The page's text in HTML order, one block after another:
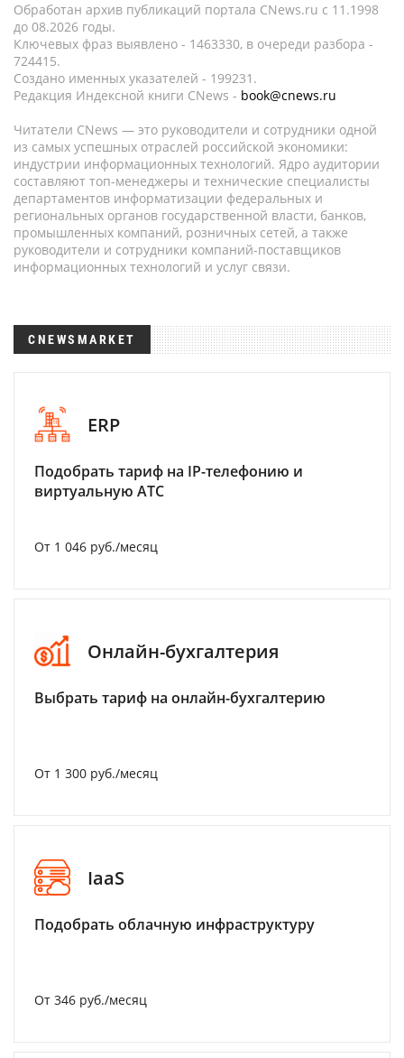
Обработан архив публикаций портала CNews.ru c 11.1998
до 08.2026 годы.
Ключевых фраз выявлено - 1463330, в очереди разбора -
724415.
Создано именных указателей - 199231.
Редакция Индексной книги CNews - book@cnews.ru
Читатели CNews — это руководители и сотрудники одной
из самых успешных отраслей российской экономики:
индустрии информационных технологий. Ядро аудитории
составляют топ-менеджеры и технические специалисты
департаментов информатизации федеральных и
региональных органов государственной власти, банков,
промышленных компаний, розничных сетей, а также
руководители и сотрудники компаний-поставщиков
информационных технологий и услуг связи.
CNEWSMARKET
ERP
Подобрать тариф на IP-телефонию и
виртуальную АТС
От 1 046 руб./месяц
Онлайн-бухгалтерия
Выбрать тариф на онлайн-бухгалтерию
От 1 300 руб./месяц
IaaS
Подобрать облачную инфраструктуру
От 346 руб./месяц